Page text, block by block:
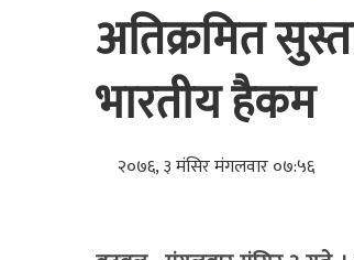
अतिक्रमित
भारतीय हैकम
२०७६, ३ मंसिर मंगलवार ०७:५६